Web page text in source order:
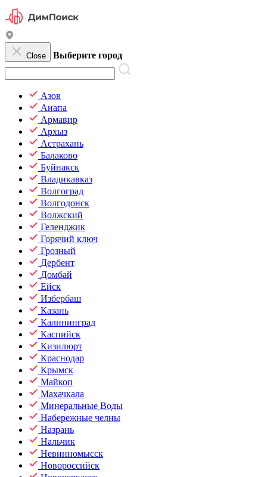
Close Выберите город
Азов
Анапа
Армавир
Архыз
Астрахань
Балаково
Буйнакск
Владикавказ
Волгоград
Волгодонск
Волжский
Геленджик
Горячий ключ
Грозный
Дербент
Домбай
Ейск
Избербаш
Казань
Калининград
Каспийск
Кизилюрт
Краснодар
Крымск
Майкоп
Махачкала
Минеральные Воды
Набережные челны
Назрань
Нальчик
Невинномысск
Новороссийск